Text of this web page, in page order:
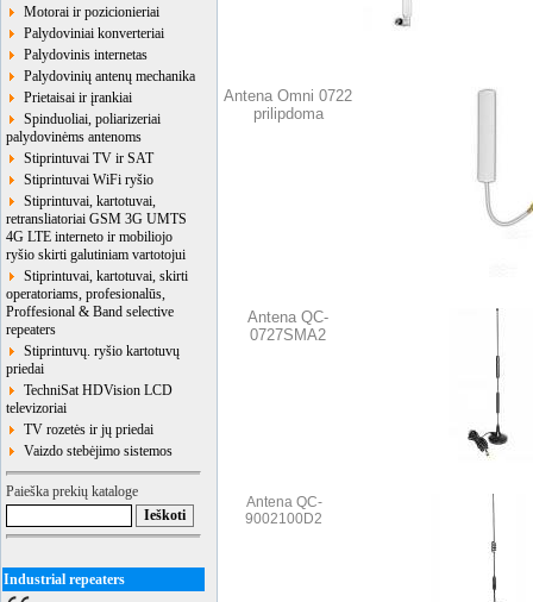
Motorai ir pozicionieriai
Palydoviniai konverteriai
Palydovinis internetas
Palydovinių antenų mechanika
Prietaisai ir įrankiai
Spinduoliai, poliarizeriai
palydovinėms antenoms
Stiprintuvai TV ir SAT
Stiprintuvai WiFi ryšio
Stiprintuvai, kartotuvai,
retransliatoriai GSM 3G UMTS
4G LTE interneto ir mobiliojo
ryšio skirti galutiniam vartotojui
Stiprintuvai, kartotuvai, skirti
operatoriams, profesionalūs,
Proffesional & Band selective
repeaters
Stiprintuvų. ryšio kartotuvų
priedai
TechniSat HDVision LCD
televizoriai
TV rozetės ir jų priedai
Vaizdo stebėjimo sistemos
Paieška prekių kataloge
Industrial repeaters
Antena Omni 0722
prilipdoma
Antena QC-
0727SMA2
Antena QC-
9002100D2